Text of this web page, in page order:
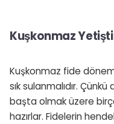
Kuşkonmaz
Kuşkonmaz fide
sık sulanmalıdır.
başta olmak üzere
hazırlar. Fidelerin